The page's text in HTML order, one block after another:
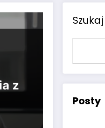
z
Szukaj
Posty